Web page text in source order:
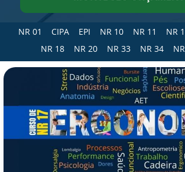
NR 01 CIPA EPI NR 10 NR 11 NR
NR 18
NR 20 NR 33 NR 34